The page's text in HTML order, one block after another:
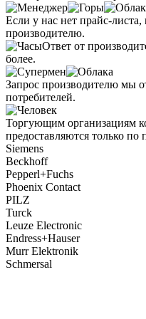
Если у нас нет прайс-
производителю.
Ответ от
более.
Запрос производителю мы
потребителей.
Торгующим организациям
предоставляются только
Siemens
Beckhoff
Pepperl+Fuchs
Phoenix Contact
PILZ
Turck
Leuze Electronic
Endress+Hauser
Murr Elektronik
Schmersal